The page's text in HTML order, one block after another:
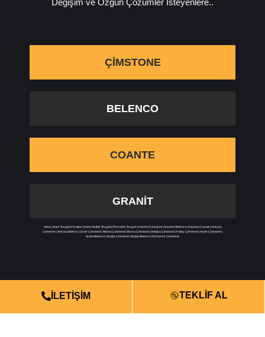
ÇIMSTONE
BELENCO
COANTE
GRANIT
Arteo|Arteo Tezgahı Fiyatları|Arteo Mutfak Tezgahı|Porselen Tezgah|İstanbul Çimstone|İstanbul Belenco|İstanbul Coante|Ankara
Çimstone|Ankara Belenco|İzmir Çimstone|Adana Çimstone|Bursa Çimstone|Antalya Çimstone|Hatay Çimstone|Aydın Çimstone|
Aydın Belenco|Muğla Çimstone|Muğla Belenco|Eskişehir Çimstone
İLETİŞİM TEKLİF AL